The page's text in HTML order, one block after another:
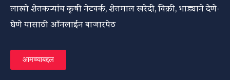
लाखो शेतकऱ्यांच कृषी नेटवर्क, शेतमाल खरेदी, विक्री, भाड्याने देणे-
घेणे यासाठी ऑनलाईन बाजारपेठ
आमच्याबद्दल